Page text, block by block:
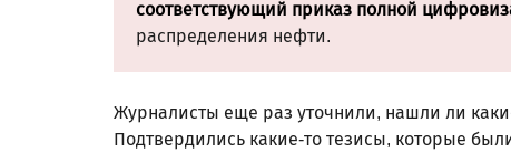
соответствующий приказ полной
распределения нефти.
Журналисты еще раз уточнили, нашли ли
Подтвердились какие-то тезисы, которые